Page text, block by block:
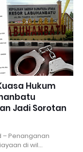
Hukum
Jadi Sorotan
– Penanganan
di wil…